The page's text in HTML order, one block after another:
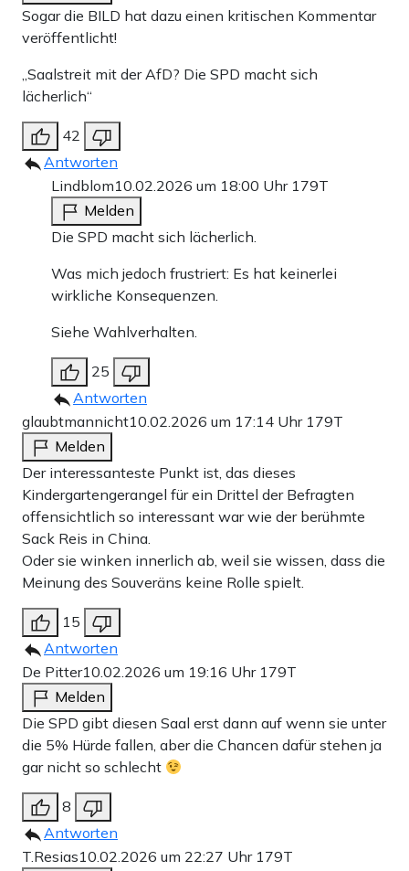
Sogar die BILD hat dazu einen kritischen Kommentar
veröffentlicht!
„Saalstreit mit der AfD? Die SPD macht sich
lächerlich“
42
Antworten
Lindblom10.02.2026 um 18:00 Uhr 179T
Melden
Die SPD macht sich lächerlich.
Was mich jedoch frustriert: Es hat keinerlei
wirkliche Konsequenzen.
Siehe Wahlverhalten.
25
Antworten
glaubtmannicht10.02.2026 um 17:14 Uhr 179T
Melden
Der interessanteste Punkt ist, das dieses
Kindergartengerangel für ein Drittel der Befragten
offensichtlich so interessant war wie der berühmte
Sack Reis in China.
Oder sie winken innerlich ab, weil sie wissen, dass die
Meinung des Souveräns keine Rolle spielt.
15
Antworten
De Pitter10.02.2026 um 19:16 Uhr 179T
Melden
Die SPD gibt diesen Saal erst dann auf wenn sie unter
die 5% Hürde fallen, aber die Chancen dafür stehen ja
gar nicht so schlecht
8
Antworten
T.Resias10.02.2026 um 22:27 Uhr 179T